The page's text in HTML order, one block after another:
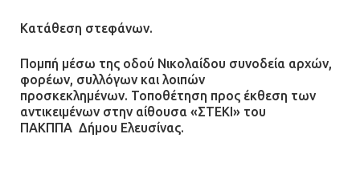
Κατάθεση στεφάνων.
Πομπή μέσω της οδού Νικολαίδου συνοδεία αρχών,
φορέων, συλλόγων και λοιπών
προσκεκλημένων. Τοποθέτηση προς έκθεση των
αντικειμένων στην αίθουσα «ΣΤΕΚΙ» του
ΠΑΚΠΠΑ Δήμου Ελευσίνας.